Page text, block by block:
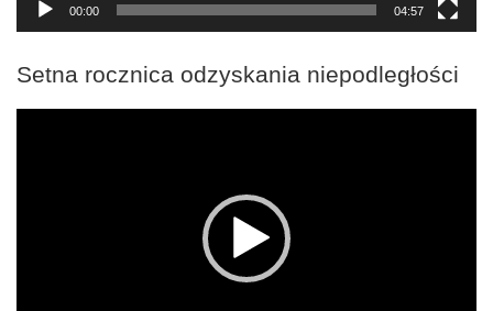
00:00 04:57
Setna rocznica odzyskania niepodległości